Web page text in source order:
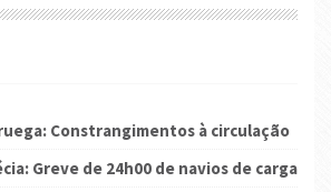
Constrangimentos à circulação
Greve de 24h00 de navios de carga